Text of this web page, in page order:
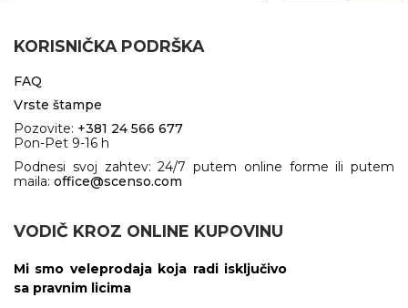
KORISNIČKA PODRŠKA
FAQ
Vrste štampe
Pozovite: +381 24 566 677
Pon-Pet 9-16 h
Podnesi svoj zahtev: 24/7 putem online forme ili putem
maila: office@scenso.com
VODIČ KROZ ONLINE KUPOVINU
Mi smo veleprodaja koja radi isključivo
sa pravnim licima